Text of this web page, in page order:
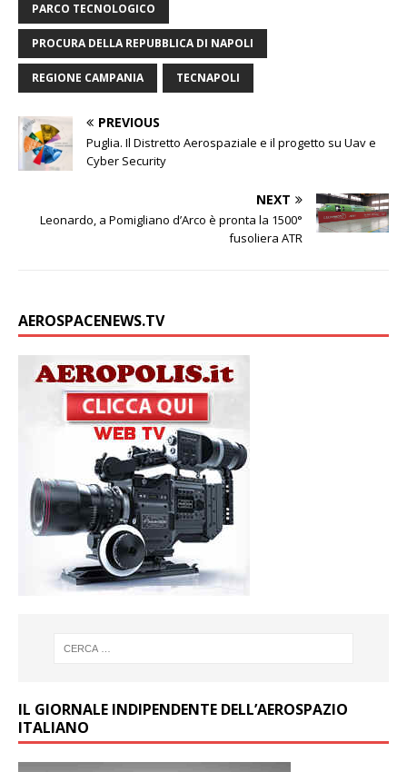
PARCO TECNOLOGICO
PROCURA DELLA REPUBBLICA DI NAPOLI
REGIONE CAMPANIA TECNAPOLI
PREVIOUS
Puglia. Il Distretto Aerospaziale e il progetto su Uav e
Cyber Security
NEXT
Leonardo, a Pomigliano d’Arco è pronta la 1500°
fusoliera ATR
AEROSPACENEWS.TV
IL GIORNALE INDIPENDENTE DELL’AEROSPAZIO
ITALIANO